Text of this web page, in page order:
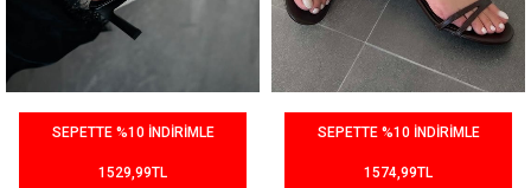
SEPETTE %10 İNDİRİMLE
1529,99TL
SEPETTE %10 İNDİRİMLE
1574,99TL